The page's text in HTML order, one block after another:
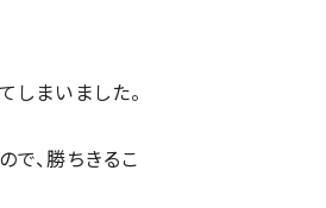
しまいました。
、勝ちきるこ